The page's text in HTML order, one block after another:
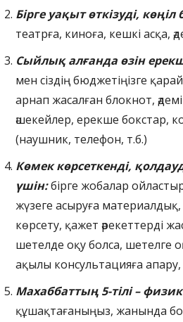
Бірге уақыт өткізуді,
театрға, киноға, кешкі асқа,
Сыйлық алғанда өзін
мен сіздің бюджетіңізге
арнап жасалған блокнот,
әшекейлер, ерекше бокстар,
(наушник, телефон, т.б.)
Көмек көрсеткенді,
үшін:бірге жобалар
жүзеге асыруға
көрсету, қажет әрекеттерді
шетелде оқу болса, шетелге
ақылы консультацияға
Махаббаттың 5-тілі –
құшақтағаныңыз, жанында